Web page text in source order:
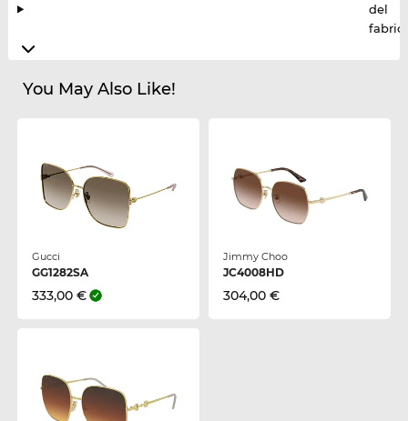
del
You May Also Like!
Gucci
GG1282SA
333,00 €
Jimmy Choo
JC4008HD
304,00 €